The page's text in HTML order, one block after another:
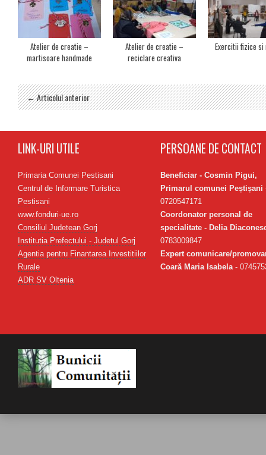
Atelier de creatie –
martisoare handmade
Atelier de creatie –
reciclare creativa
Exercitii fizice si
← Articolul anterior
LINK-URI UTILE
Primaria Comunei Pestisani
Centrul de Informare Turistica
Pestisani
www.fonduri-ue.ro
Consiliul Judetean Gorj
Institutia Prefectului - Judetul Gorj
Agentia pentru Finantarea Investitiilor
Rurale
ADR SV Oltenia
PERSOANE DE CONTACT
Beneficiar - Cosmin Pigui,
Primarul comunei Peștișani
0720547171
Coordonator personal de
specialitate - Delia
0783009847
Expert comunicare/
Coară Maria Isabela -